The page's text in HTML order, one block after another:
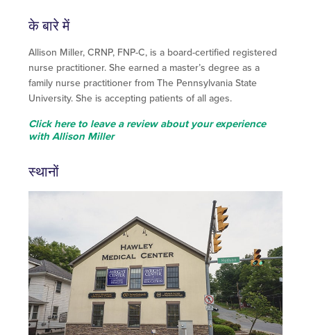
के बारे में
Allison Miller, CRNP, FNP-C, is a board-certified registered
nurse practitioner. She earned a master’s degree as a
family nurse practitioner from The Pennsylvania State
University. She is accepting patients of all ages.
Click here to leave a review about your experience
with Allison Miller
स्थानों